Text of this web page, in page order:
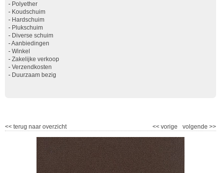
- Polyether
- Koudschuim
- Hardschuim
- Plukschuim
- Diverse schuim
-Aanbiedingen
- Winkel
- Zakelijke verkoop
- Verzendkosten
- Duurzaam bezig
<< terug naar overzicht volgende >>
<< vorige